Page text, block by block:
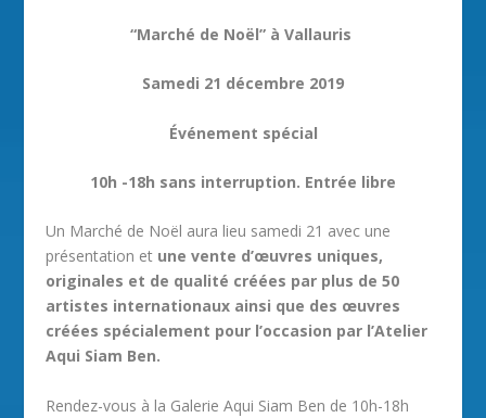
“Marché de Noël” à Vallauris
Samedi 21 décembre 2019
Événement spécial
​10h -18h sans interruption. Entrée libre
Un Marché de Noël aura lieu samedi 21 avec une
présentation et une vente d’œuvres uniques,
originales et de qualité créées par plus de 50
artistes internationaux ainsi que des œuvres
créées spécialement pour l’occasion par l’Atelier
Aqui Siam Ben.
Rendez-vous à la Galerie Aqui Siam Ben de 10h-18h